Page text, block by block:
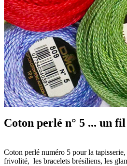
Coton perlé n° 5 ... un fil
Coton perlé numéro 5 pour la
frivolité, les bracelets brésiliens, les